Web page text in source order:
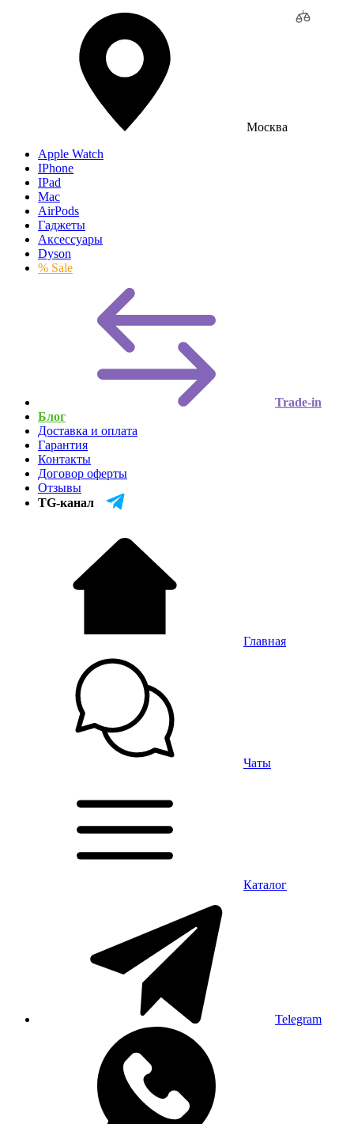
Москва
Apple Watch
IPhone
IPad
Mac
AirPods
Гаджеты
Аксессуары
Dyson
% Sale
Trade-in
Блог
Доставка и оплата
Гарантия
Контакты
Договор оферты
Отзывы
TG-канал
Главная
Чаты
Каталог
Telegram